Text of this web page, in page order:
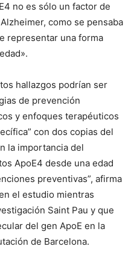
no es sólo un factor de
como se pensaba
representar una forma
hallazgos podrían ser
de prevención
y enfoques terapéuticos
con dos copias del
la importancia del
ApoE4 desde una edad
preventivas”, afirma
el estudio mientras
Saint Pau y que
del gen ApoE en la
de Barcelona.